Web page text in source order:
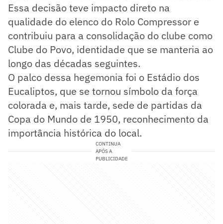
Essa decisão teve impacto direto na
qualidade do elenco do Rolo Compressor e
contribuiu para a consolidação do clube como
Clube do Povo, identidade que se manteria ao
longo das décadas seguintes.
O palco dessa hegemonia foi o Estádio dos
Eucaliptos, que se tornou símbolo da força
colorada e, mais tarde, sede de partidas da
Copa do Mundo de 1950, reconhecimento da
importância histórica do local.
CONTINUA
APÓS A
PUBLICIDADE